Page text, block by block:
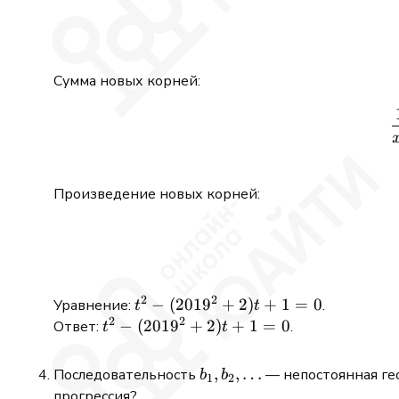
Сумма новых корней:
Произведение новых корней:
Уравнение: t^2 -
(2019^2
t2 − (20192 + 2)t + 1 = 0.
Ответ: t^2 -
1 = 0
t2 − (20192 + 2)t + 1 = 0.
Последовательность b_1,
b1, b2, … — непостоянная